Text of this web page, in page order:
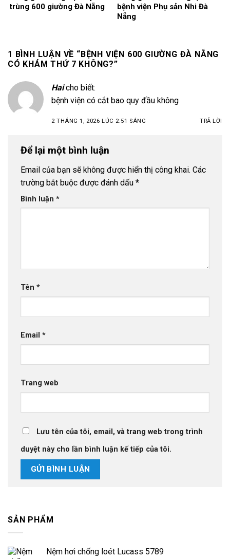
trùng 600 giường Đà Nẵng
bệnh viện Phụ sản Nhi Đà
Nẵng
1 BÌNH LUẬN VỀ “ BỆNH VIỆN 600 GIƯỜNG ĐÀ NẴNG
CÓ KHÁM THỨ 7 KHÔNG?”
Hai cho biết:
bệnh viện có cắt bao quy đầu không
2 THÁNG 1, 2026 LÚC 2:51 SÁNG TRẢ LỜI
Để lại một bình luận
Email của bạn sẽ không được hiển thị công khai. Các
trường bắt buộc được đánh dấu *
Bình luận *
Tên *
Email *
Trang web
Lưu tên của tôi, email, và trang web trong trình
duyệt này cho lần bình luận kế tiếp của tôi.
SẢN PHẨM
Nệm hơi chống loét Lucass 5789